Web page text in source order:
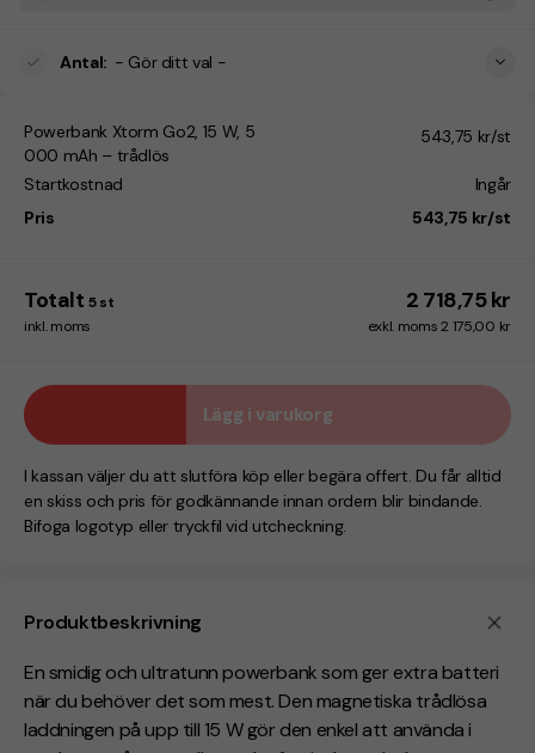
Produktbeskrivning
En smidig och ultratunn powerbank som ger extra batteri
när du behöver det som mest. Den magnetiska trådlösa
laddningen på upp till 15 W gör den enkel att använda i
Antal: - Gör ditt val -
Powerbank Xtorm Go2, 15 W, 5
000 mAh – trådlös
543,75 kr/st
Startkostnad
Ingår
Pris
543,75 kr/st
Totalt 5 st 2 718,75 kr
inkl. moms exkl. moms 2 175,00 kr
Lägg i varukorg
I kassan väljer du att slutföra köp eller begära offert. Du får alltid
en skiss och pris för godkännande innan ordern blir bindande.
Bifoga logotyp eller tryckfil vid utcheckning.